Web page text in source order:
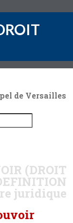
de Versailles
(DROIT
juridique